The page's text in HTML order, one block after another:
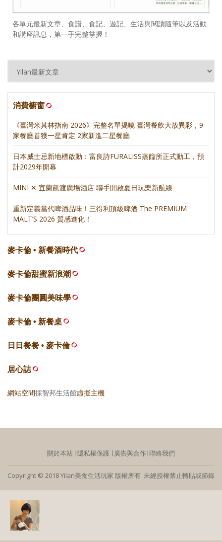
各單元最新文章、食譜、食記、遊記、生活與閱讀隨筆以及活動
和講座訊息，第一手完整掌握！
消費櫥窗
《臺灣米其林指南 2026》完整名單揭曉 臺灣餐飲大放異彩，9
家餐廳首獲一星肯定 2家新進二星餐廳
日本威士忌新地標啟動：富良詩FURALISS蒸餾所正式動工，預
計2029年開幕
MINI ✕ 宜蘭凱渡廣場酒店 聯手開啟夏日玩樂新航線
重新定義當代啤酒品味！三得利頂級啤酒 The PREMIUM
MALT’S 2026 質感進化！
麥卡倫 • 新餐酒時代
麥卡倫甜蜜新浪潮
麥卡倫團圓美味學
麥卡倫 • 新餐桌
日日餐餐 • 麥卡倫
居心誌
網站空間採智邦生活館虛擬主機
關於本站 ∣隱私權保護 ∣ 廣告與合作∣聯絡我們
Copyright © 2018 Yilan美食生活玩家 版權所有 未經授權禁止轉貼或節錄